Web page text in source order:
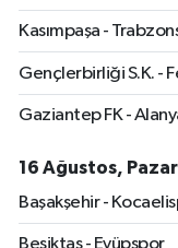
Kasımpaşa -
Gençlerbirliği S.K. -
Gaziantep FK -
16 Ağustos, Pazar
Başakşehir -